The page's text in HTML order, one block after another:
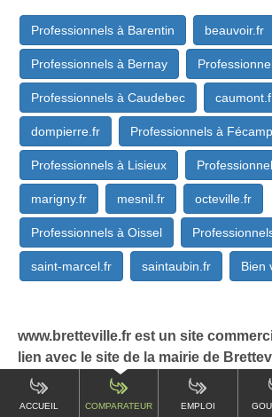
ACCUEIL COMPARATEUR EMPLOI
Professionnels à Barentin beauvoir.fr
Professionnels à Bernay
Professionnels à Caudebec
dompierre.fr Professionnels à Fécamp
Professionnels à Lisieux
marigny.fr mesnil.fr octeville.fr
Professionnels à Oissel
saint-marcel.fr saintaubin.fr Bien
www.bretteville.fr est un site
lien avec le site de la mairie de